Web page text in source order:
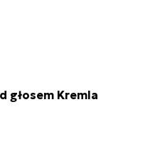
głosem Kremla